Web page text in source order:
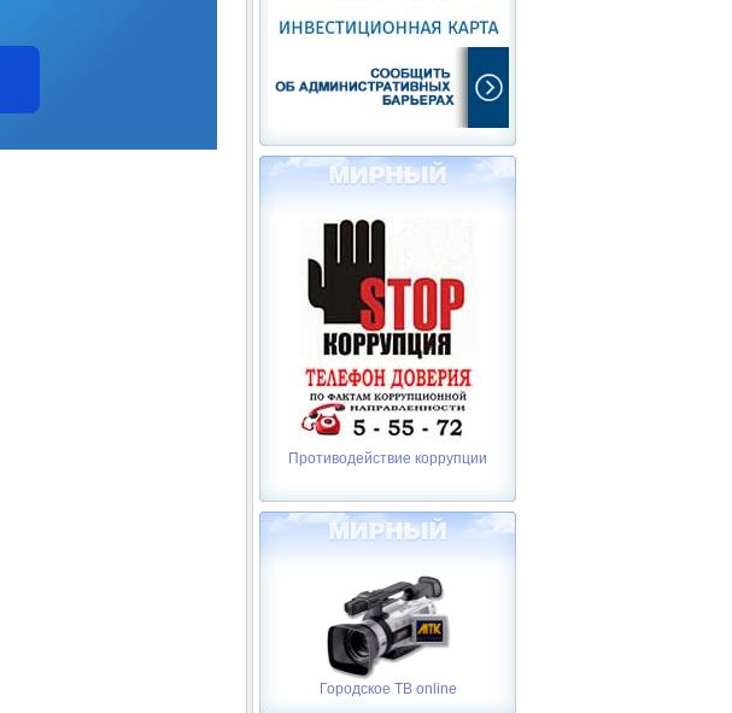
Противодействие коррупции
Городское ТВ online